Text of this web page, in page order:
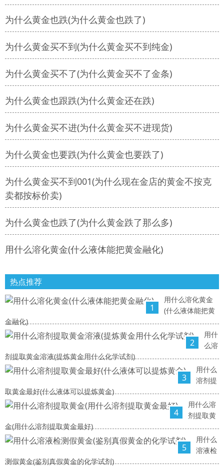
为什么黄金也跌(为什么黄金也跌了)
为什么黄金买不到(为什么黄金买不到纯金)
为什么黄金买不了(为什么黄金买不了金条)
为什么黄金也跟跌(为什么黄金还在跌)
为什么黄金买不进(为什么黄金买不进现货)
为什么黄金也要跌(为什么黄金也要跌了)
为什么黄金买不到001(为什么现在金店的黄金不按克
卖都按标价卖)
为什么黄金也跌了(为什么黄金跌了那么多)
用什么溶化黄金(什么液体能把黄金融化)
热点推荐
1
用什么溶化黄金
(什么液体能把黄
金融化)
2
用什
么溶
剂提取黄金溶液(提炼黄金用什么化学试剂)
3
用什么
溶剂提
取黄金最好(什么液体可以提炼黄金)
4
用什么溶
剂提取黄
金(用什么溶剂提取黄金最好)
5
用什么
溶液检
测假黄金(鉴别真假黄金的化学试剂)